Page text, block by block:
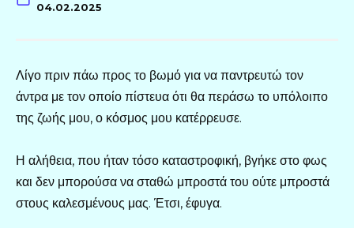
04.02.2025
Λίγο πριν πάω προς το βωμό για να παντρευτώ τον
άντρα με τον οποίο πίστευα ότι θα περάσω το υπόλοιπο
της ζωής μου, ο κόσμος μου κατέρρευσε.
Η αλήθεια, που ήταν τόσο καταστροφική, βγήκε στο φως
και δεν μπορούσα να σταθώ μπροστά του ούτε μπροστά
στους καλεσμένους μας. Έτσι, έφυγα.